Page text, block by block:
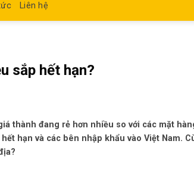
Liên hệ
sắp hết hạn?
thành đang rẻ hơn nhiều so với các mặt
hạn và các bên nhập khẩu vào Việt Nam.